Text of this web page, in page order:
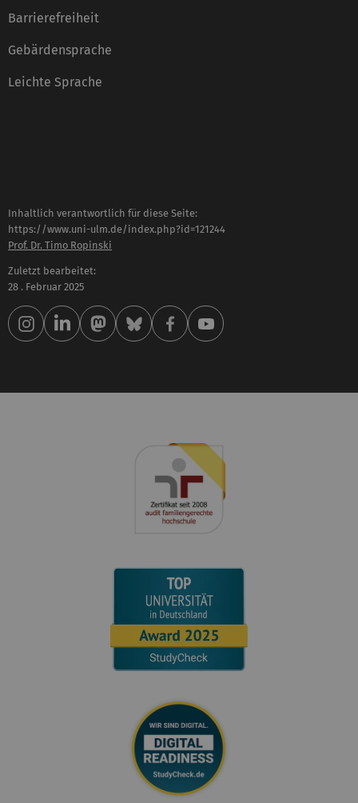
Barrierefreiheit
Gebärdensprache
Leichte Sprache
Inhaltlich verantwortlich für diese Seite:
https://www.uni-ulm.de/index.php?id=121244
Prof. Dr. Timo Ropinski
Zuletzt bearbeitet:
28 . Februar 2025